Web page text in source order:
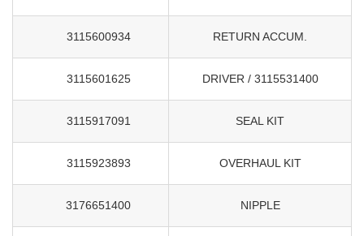
3115600934 RETURN ACCUM.
3115601625 DRIVER / 3115531400
3115917091 SEAL KIT
3115923893 OVERHAUL KIT
3176651400 NIPPLE